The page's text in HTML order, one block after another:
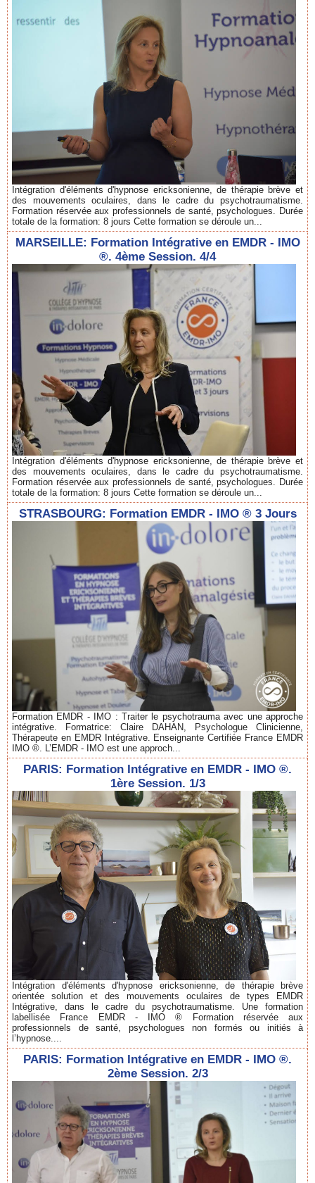
Intégration d'éléments d'hypnose ericksonienne, de thérapie brève et
des mouvements oculaires, dans le cadre du psychotraumatisme.
Formation réservée aux professionnels de santé, psychologues. Durée
totale de la formation: 8 jours Cette formation se déroule un...
MARSEILLE: Formation Intégrative en EMDR - IMO
®. 4ème Session. 4/4
Intégration d'éléments d'hypnose ericksonienne, de thérapie brève et
des mouvements oculaires, dans le cadre du psychotraumatisme.
Formation réservée aux professionnels de santé, psychologues. Durée
totale de la formation: 8 jours Cette formation se déroule un...
STRASBOURG: Formation EMDR - IMO ® 3 Jours
Formation EMDR - IMO : Traiter le psychotrauma avec une approche
intégrative. Formatrice: Claire DAHAN, Psychologue Clinicienne,
Thérapeute en EMDR Intégrative. Enseignante Certifiée France EMDR
IMO ®. L’EMDR - IMO est une approch...
PARIS: Formation Intégrative en EMDR - IMO ®.
1ère Session. 1/3
Intégration d'éléments d'hypnose ericksonienne, de thérapie brève
orientée solution et des mouvements oculaires de types EMDR
Intégrative, dans le cadre du psychotraumatisme. Une formation
labellisée France EMDR - IMO ® Formation réservée aux
professionnels de santé, psychologues non formés ou initiés à
l’hypnose....
PARIS: Formation Intégrative en EMDR - IMO ®.
2ème Session. 2/3